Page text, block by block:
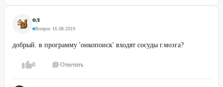
ол
Вопрос·16.08.2019
добрый. в программу 'онкопоиск' входят сосуды г.мозга?
0 Ответить